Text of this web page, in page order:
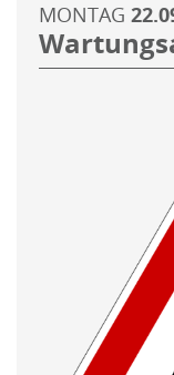
MONTAG